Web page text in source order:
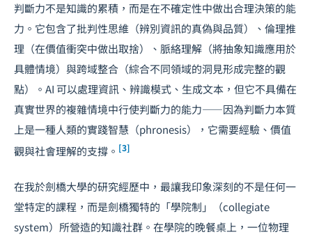
判斷力不是知識的累積，而是在不確定性中做出合理決策的能
力。它包含了批判性思維（辨別資訊的真偽與品質）、倫理推
理（在價值衝突中做出取捨）、脈絡理解（將抽象知識應用於
具體情境）與跨域整合（綜合不同領域的洞見形成完整的觀
點）。AI 可以處理資訊、辨識模式、生成文本，但它不具備在
真實世界的複雜情境中行使判斷力的能力——因為判斷力本質
上是一種人類的實踐智慧（phronesis），它需要經驗、價值
觀與社會理解的支撐。 [3]
在我於劍橋大學的研究經歷中，最讓我印象深刻的不是任何一
堂特定的課程，而是劍橋獨特的「學院制」（collegiate
system）所營造的知識社群。在學院的晚餐桌上，一位物理